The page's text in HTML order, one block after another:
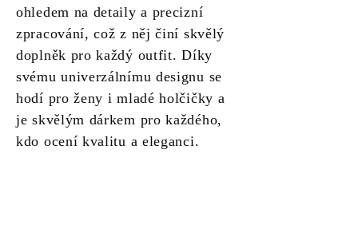
ohledem na detaily a precizní
zpracování, což z něj činí skvělý
doplněk pro každý outfit. Díky
svému univerzálnímu designu se
hodí pro ženy i mladé holčičky a
je skvělým dárkem pro každého,
kdo ocení kvalitu a eleganci.